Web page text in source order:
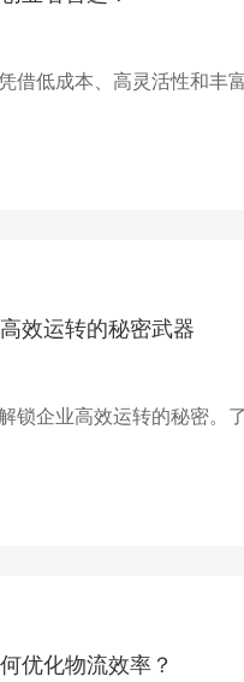
借低成本、高灵活性和丰
效运转的秘密武器
锁企业高效运转的秘密。
优化物流效率？